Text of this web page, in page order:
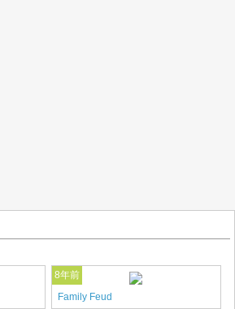
8年前
Family Feud